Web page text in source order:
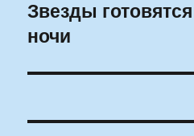
Следующая
запись:
Звезды
ночи